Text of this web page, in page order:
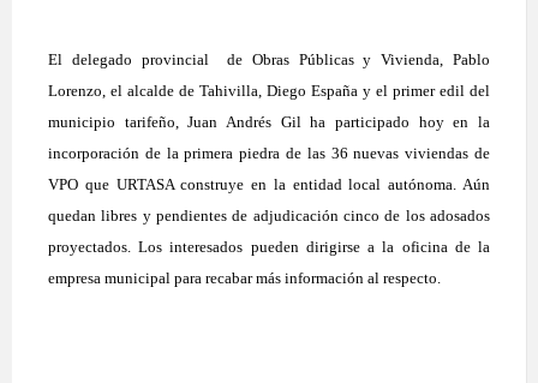
El delegado provincial
de Obras Públicas y Vivienda, Pablo
Lorenzo, el alcalde de Tahivilla, Diego España y el primer edil del
municipio tarifeño, Juan Andrés Gil ha participado hoy en la
incorporación de la primera piedra de las 36 nuevas viviendas de
VPO que URTASA construye en la entidad local autónoma. Aún
quedan libres y pendientes de adjudicación cinco de los adosados
proyectados. Los interesados pueden dirigirse a la oficina de la
empresa municipal para recabar más información al respecto.